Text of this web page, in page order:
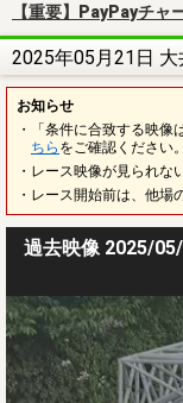
【重要】PayPayチャ
2025年05月21日
お知らせ
・「条件に合致する映
ちら をご確認ください。
・レース映像が見られな
・レース開始前は、他場
過去映像 2025/